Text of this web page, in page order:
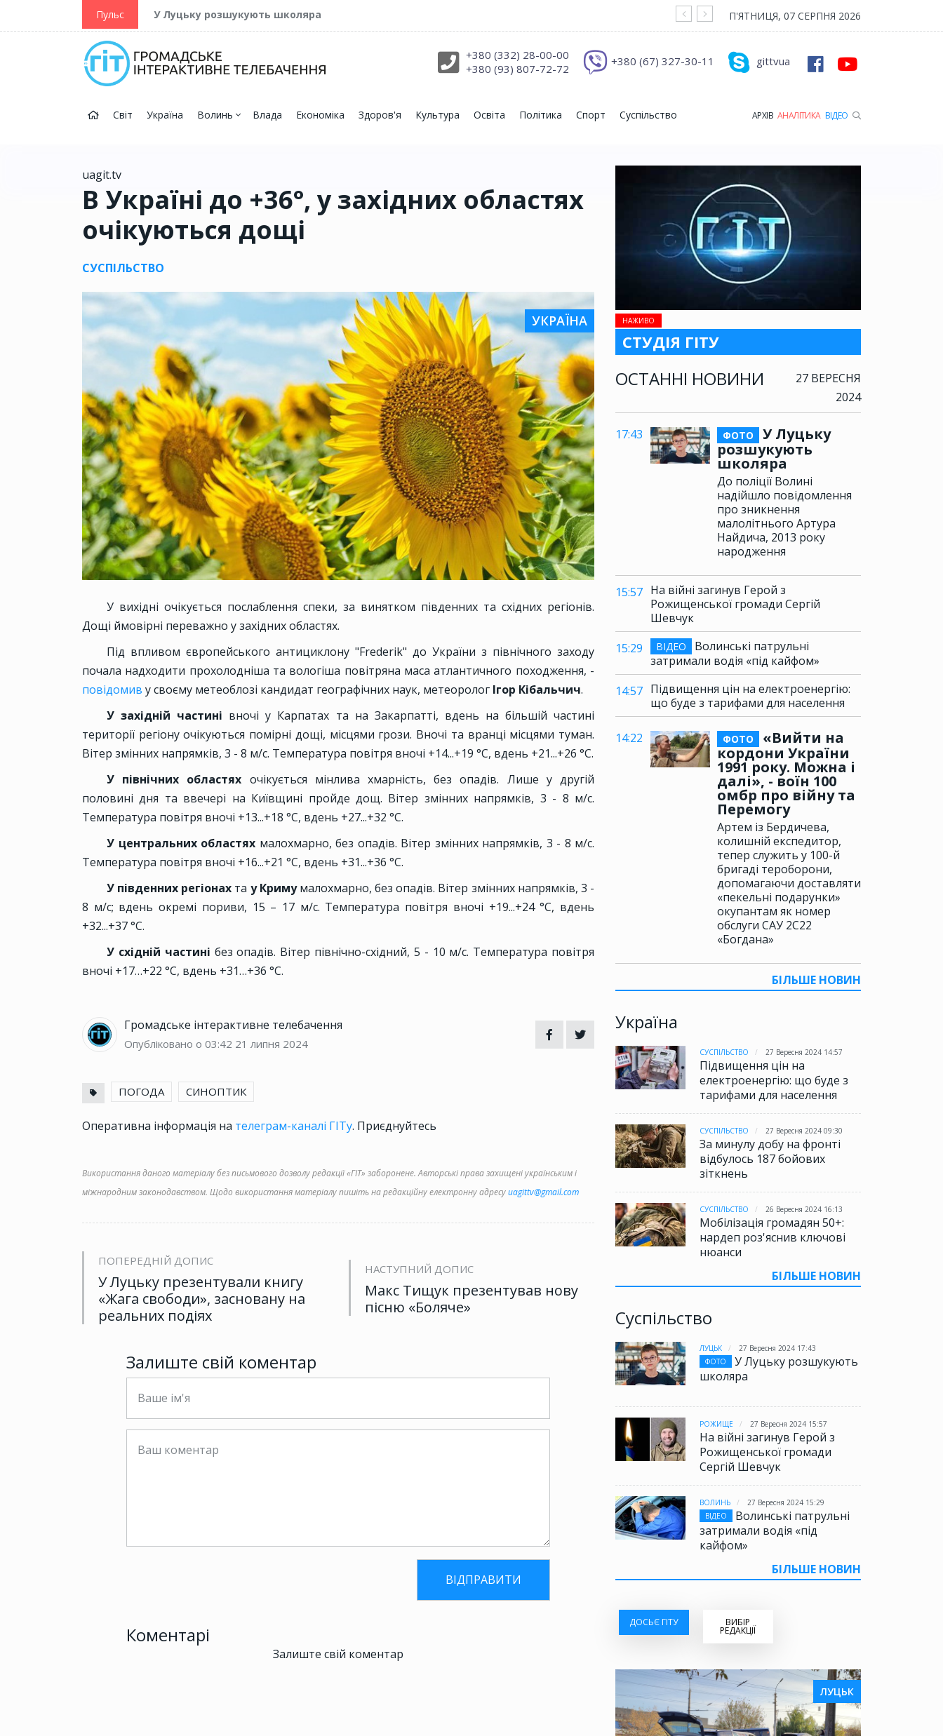
Пульс У Луцьку розшукують школяра На війні загинув Герой з Рожищенської
П'ЯТНИЦЯ, 07 СЕРПНЯ 2026
gittvua
+380 (67) 327-30-11
+380 (332) 28-00-00
+380 (93) 807-72-72
Світ Україна Волинь Влада Економіка Здоров'я Культура Освіта Політика Спорт Суспільство АРХІВ АНАЛІТИКА ВІДЕО
НАЖИВО
СТУДІЯ ГІТУ
ОСТАННІ НОВИНИ
27 ВЕРЕСНЯ
2024
17:43 ФОТО
У Луцьку
розшукують
школяра
До поліції Волині
надійшло повідомлення
про зникнення
малолітнього Артура
Найдича, 2013 року
народження
15:57 На війні загинув Герой з
Рожищенської громади Сергій
Шевчук
15:29
ВІДЕО
Волинські патрульні
затримали водія «під кайфом»
14:57 Підвищення цін на електроенергію:
що буде з тарифами для населення
14:22 ФОТО
«Вийти на
кордони України
1991 року. Можна і
далі», - воїн 100
омбр про війну та
Перемогу
Артем із Бердичева,
колишній експедитор,
тепер служить у 100-й
бригаді тероборони,
допомагаючи доставляти
«пекельні подарунки»
окупантам як номер
обслуги САУ 2С22
«Богдана»
БІЛЬШЕ НОВИН
Україна
СУСПІЛЬСТВО 27 Вересня 2024 14:57
Підвищення цін на
електроенергію: що буде з
тарифами для населення
СУСПІЛЬСТВО 27 Вересня 2024 09:30
За минулу добу на фронті
відбулось 187 бойових
зіткнень
СУСПІЛЬСТВО 26 Вересня 2024 16:13
Мобілізація громадян 50+:
нардеп роз'яснив ключові
нюанси
БІЛЬШЕ НОВИН
Суспільство
ЛУЦЬК
27 Вересня 2024 17:43
ФОТО
У Луцьку розшукують
школяра
РОЖИЩЕ 27 Вересня 2024 15:57
На війні загинув Герой з
Рожищенської громади
Сергій Шевчук
ВОЛИНЬ
27 Вересня 2024 15:29
ВІДЕО
Волинські патрульні
затримали водія «під
кайфом»
БІЛЬШЕ НОВИН
ДОСЬЄ ГІТУ ВИБІР
РЕДАКЦІЇ
ЛУЦЬК
uagit.tv
В Україні до +36°, у західних областях
очікуються дощі
СУСПІЛЬСТВО
УКРАЇНА
У вихідні очікується послаблення спеки, за винятком південних та східних регіонів.
Дощі ймовірні переважно у західних областях.
Під впливом європейського антициклону "Frederik" до України з північного заходу
почала надходити прохолодніша та вологіша повітряна маса атлантичного походження, -
повідомив у своєму метеоблозі кандидат географічних наук, метеоролог Ігор Кібальчич.
У західній частині вночі у Карпатах та на Закарпатті, вдень на більшій частині
території регіону очікуються помірні дощі, місцями грози. Вночі та вранці місцями туман.
Вітер змінних напрямків, 3 - 8 м/с. Температура повітря вночі +14...+19 °С, вдень +21...+26 °С.
У північних областях очікується мінлива хмарність, без опадів. Лише у другій
половині дня та ввечері на Київщині пройде дощ. Вітер змінних напрямків, 3 - 8 м/с.
Температура повітря вночі +13...+18 °С, вдень +27...+32 °С.
У центральних областях малохмарно, без опадів. Вітер змінних напрямків, 3 - 8 м/с.
Температура повітря вночі +16...+21 °С, вдень +31...+36 °С.
У південних регіонах та у Кримумалохмарно, без опадів. Вітер змінних напрямків, 3 -
8 м/с; вдень окремі пориви, 15 – 17 м/с. Температура повітря вночі +19...+24 °С, вдень
+32...+37 °С.
У східній частині без опадів. Вітер північно-східний, 5 - 10 м/с. Температура повітря
вночі +17…+22 °С, вдень +31…+36 °С.
Громадське інтерактивне телебачення
Опубліковано о 03:42 21 липня 2024
ПОГОДА СИНОПТИК
Оперативна інформація на телеграм-каналі ГІТу. Приєднуйтесь
Використання даного матеріалу без письмового дозволу редакції «ГІТ» заборонене. Авторські права захищені українським і
міжнародним законодавством. Щодо використання матеріалу пишіть на редакційну електронну адресуuagittv@gmail.com
ПОПЕРЕДНІЙ ДОПИС
У Луцьку презентували книгу
«Жага свободи», засновану на
реальних подіях
НАСТУПНИЙ ДОПИС
Макс Тищук презентував нову
пісню «Боляче»
Залиште свій коментар
Коментарі
Залиште свій коментар